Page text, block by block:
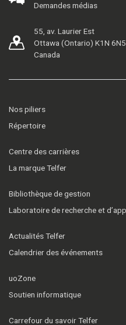
Demandes médias
55, av. Laurier Est
Ottawa (Ontario) K1N 6N5
Canada
Nos piliers
Répertoire
Centre des carrières
La marque Telfer
Bibliothèque de gestion
Laboratoire de recherche et
Actualités Telfer
Calendrier des événements
uoZone
Soutien informatique
Carrefour du savoir Telfer